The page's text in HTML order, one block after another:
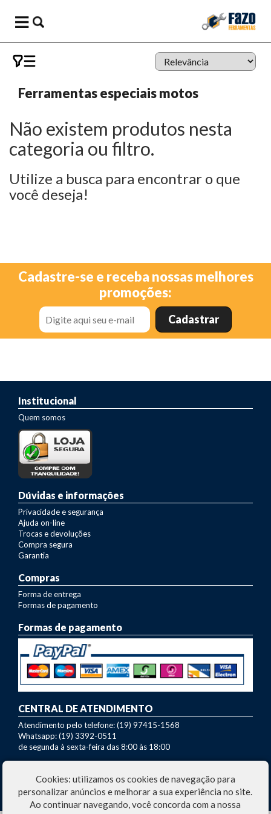
Ferramentas especiais motos
Não existem produtos nesta
categoria ou filtro.
Utilize a busca para encontrar o que
você deseja!
Cadastre-se e receba nossas melhores
promoções:
Institucional
Quem somos
Dúvidas e informações
Privacidade e segurança
Ajuda on-line
Trocas e devoluções
Compra segura
Garantia
Compras
Forma de entrega
Formas de pagamento
Formas de pagamento
CENTRAL DE ATENDIMENTO
Atendimento pelo telefone: (19) 97415-1568
Whatsapp: (19) 3392-0511
de segunda à sexta-feira das 8:00 às 18:00
Entre em contato com nosso SAC:
marcio@fazo.com.br
Cookies: utilizamos os cookies de navegação para
personalizar anúncios e melhorar a sua experiência no site.
Ao continuar navegando, você concorda com a nossa